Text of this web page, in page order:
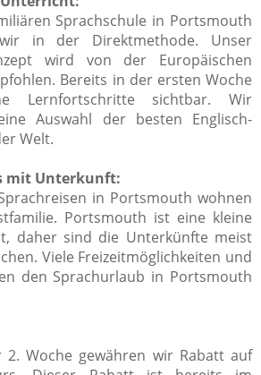
Sprachschule in Portsmouth
in der Direktmethode. Unser
wird von der Europäischen
Bereits in der ersten Woche
Lernfortschritte sichtbar. Wir
Auswahl der besten Englisch-
Welt.
mit Unterkunft:
in Portsmouth wohnen
Portsmouth ist eine kleine
daher sind die Unterkünfte meist
Viele Freizeitmöglichkeiten und
den Sprachurlaub in Portsmouth
2. Woche gewähren wir Rabatt auf